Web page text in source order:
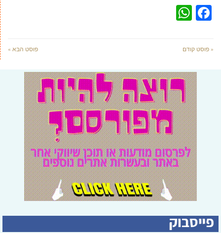
Facebook
« פוסט קודם פוסט הבא »